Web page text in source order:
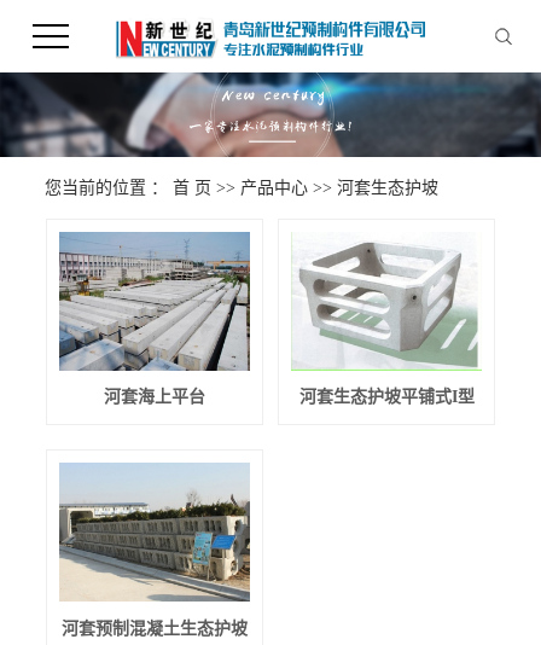
您当前的位置 ：首 页 >> 产品中心 >>河套生态护坡
河套海上平台 河套生态护坡平铺式I型
河套预制混凝土生态护坡